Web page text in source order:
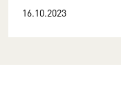
16.10.2023